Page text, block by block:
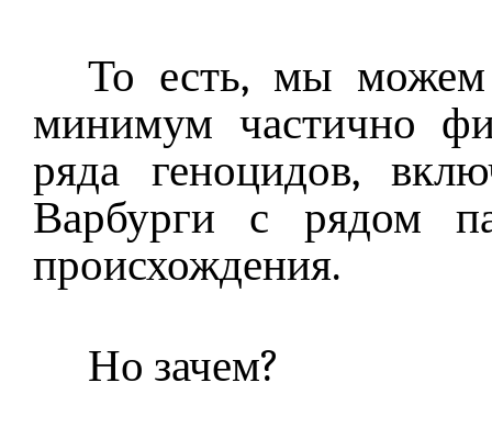
То есть, мы
минимум частично
ряда геноцидов,
Варбурги с рядом
происхождения.
Но зачем?